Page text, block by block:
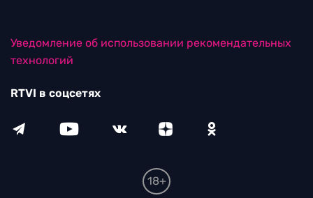
Уведомление об использовании рекомендательных
технологий
RTVI в соцсетях
18+